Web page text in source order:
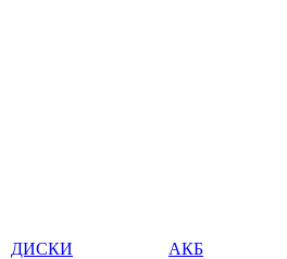
ДИСКИ
АКБ